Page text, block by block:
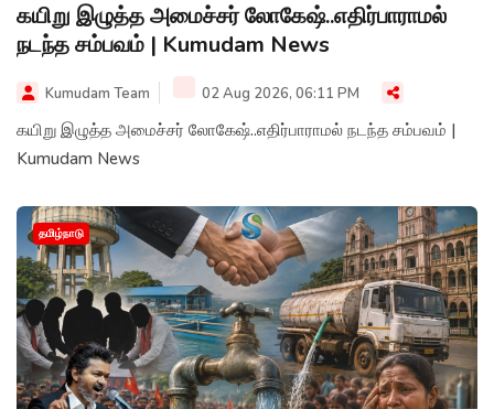
கயிறு இழுத்த அமைச்சர் லோகேஷ்..எதிர்பாராமல்
நடந்த சம்பவம் | Kumudam News
Kumudam Team 02 Aug 2026, 06:11 PM
கயிறு இழுத்த அமைச்சர் லோகேஷ்..எதிர்பாராமல் நடந்த சம்பவம் |
Kumudam News
தமிழ்நாடு